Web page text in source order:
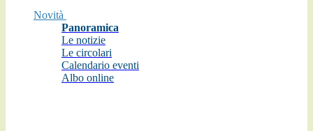
Novità
Panoramica
Le notizie
Le circolari
Calendario eventi
Albo online